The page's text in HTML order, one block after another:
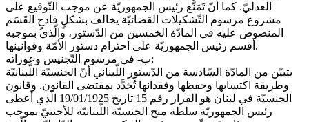
العدليّ. كما أنّ تَمَنُّع رئيس الجمهوريّة عن موجب التّوقيع على
مشروع مرسوم التّشكيلات القضائيّة يخالف بشكلٍ فادحٍ القَسَم
المنصوص عليه في المادّة الخمسين من الدّستور، والّذي بموجبه
أقسم رئيس الجمهوريّة على احترام دستور الأمّة وقوانينها.
ب- في مرسوم التّجنيس وعوراته:
يتبيّن من المادّة السّادسة من الدّستور اللّبناني أنّ الجنسيّة اللّبنانيّة
وطريقة اكتسابها وحفظها وفقدانها تُحَدَّد بمقتضى القانون. وقانون
الجنسيّة في لبنان هو القرار رقم 15 تاريخ 19/01/1925 الّذي أعطى
رئيس الجمهوريّة سلطة منح الجنسيّة اللّبنانيّة للأجنبيّ بموجب